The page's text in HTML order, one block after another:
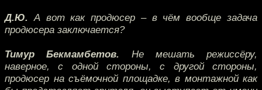
Д.Ю. А вот как продюсер – в чём вообще задача
продюсера заключается?
Тимур Бекмамбетов. Не мешать режиссёру,
наверное, с одной стороны, с другой стороны,
продюсер на съёмочной площадке, в монтажной как